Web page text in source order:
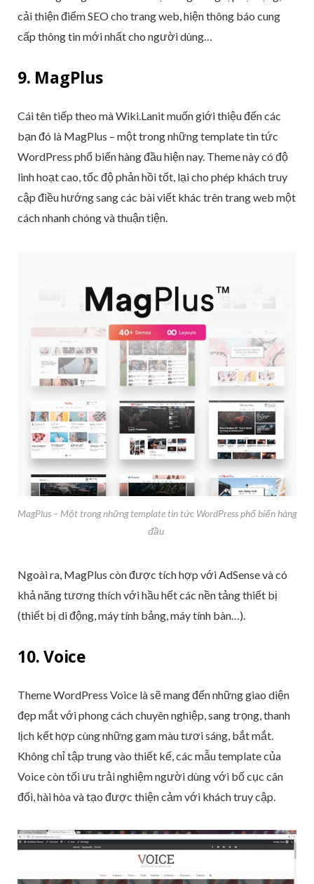
cải thiện điểm SEO cho trang web, hiện thông báo cung
cấp thông tin mới nhất cho người dùng…
9. MagPlus
Cái tên tiếp theo mà Wiki.Lanit muốn giới thiệu đến các
bạn đó là MagPlus – một trong những template tin tức
WordPress phổ biến hàng đầu hiện nay. Theme này có độ
linh hoạt cao, tốc độ phản hồi tốt, lại cho phép khách truy
cập điều hướng sang các bài viết khác trên trang web một
cách nhanh chóng và thuận tiện.
MagPlus – Một trong những template tin tức WordPress phổ biến hàng
đầu
Ngoài ra, MagPlus còn được tích hợp với AdSense và có
khả năng tương thích với hầu hết các nền tảng thiết bị
(thiết bị di động, máy tính bảng, máy tính bàn…).
10. Voice
Theme WordPress Voice là sẽ mang đến những giao diện
đẹp mắt với phong cách chuyên nghiệp, sang trọng, thanh
lịch kết hợp cùng những gam màu tươi sáng, bắt mắt.
Không chỉ tập trung vào thiết kế, các mẫu template của
Voice còn tối ưu trải nghiệm người dùng với bố cục cân
đối, hài hòa và tạo được thiện cảm với khách truy cập.